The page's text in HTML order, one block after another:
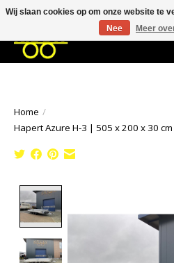
033- 2470 538 info@kraaybv.com
Home /
Hapert Azure H-3 | 505 x 200 x 30 cm
Wij slaan cookies op om onze website te
Nee
Meer